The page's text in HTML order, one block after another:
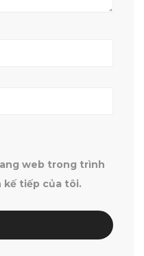
web trong trình
kế tiếp của tôi.